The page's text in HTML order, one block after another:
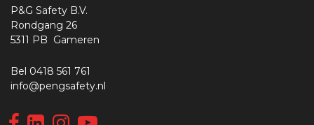
P&G Safety B.V.
Rondgang 26
5311 PB Gameren
Bel 0418 561 761
info@pengsafety.nl